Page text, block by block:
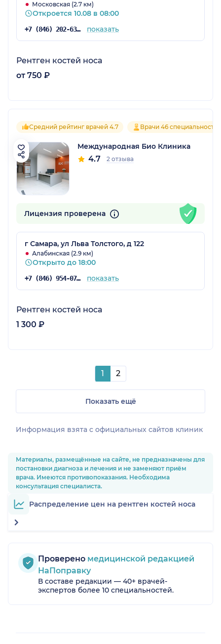
Московская (2.7 км)
Откроется 10.08 в 08:00
+7 (846) 202-63-32 показать
Рентген костей носа
от 750 ₽
Средний рейтинг врачей 4.7 Врачи 46
Международная Био Клиника
4.7 2 отзыва
Лицензия проверена
г Самара, ул Льва Толстого, д 122
Алабинская (2.9 км)
Открыто до 18:00
+7 (846) 954-07-07 показать
Рентген костей носа
1 300 ₽
1 2
Показать ещё
Информация взята c официальных сайтов клиник
Материалы, размещённые на сайте, не предназначены для
постановки диагноза и лечения и не заменяют приём
врача. Имеются противопоказания. Необходима
консультация специалиста.
Распределение цен на рентген костей носа
Проверено медицинской редакцией
НаПоправку
В составе редакции — 40+ врачей-
экспертов более 10 специальностей.